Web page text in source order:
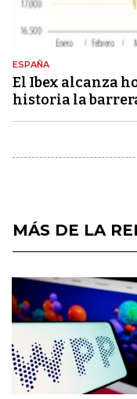
ESPAÑA
El Ibex alcanza
historia la
MÁS DE LA